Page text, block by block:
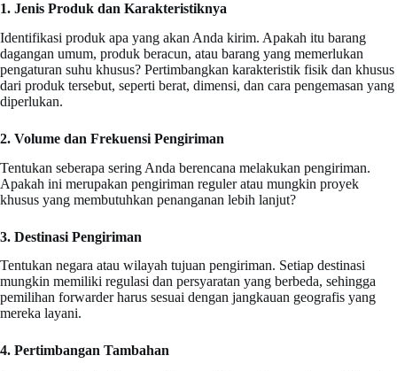
1. Jenis Produk dan Karakteristiknya
Identifikasi produk apa yang akan Anda kirim. Apakah itu barang
dagangan umum, produk beracun, atau barang yang memerlukan
pengaturan suhu khusus? Pertimbangkan karakteristik fisik dan khusus
dari produk tersebut, seperti berat, dimensi, dan cara pengemasan yang
diperlukan.
2. Volume dan Frekuensi Pengiriman
Tentukan seberapa sering Anda berencana melakukan pengiriman.
Apakah ini merupakan pengiriman reguler atau mungkin proyek
khusus yang membutuhkan penanganan lebih lanjut?
3. Destinasi Pengiriman
Tentukan negara atau wilayah tujuan pengiriman. Setiap destinasi
mungkin memiliki regulasi dan persyaratan yang berbeda, sehingga
pemilihan forwarder harus sesuai dengan jangkauan geografis yang
mereka layani.
4. Pertimbangan Tambahan